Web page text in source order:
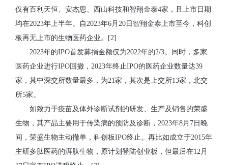
仅有百利天恒、安杰思、西山科技和智翔金泰4家，且上市日期
均在2023年上半年。自2023年6月20日智翔金泰上市至今，科创
板再无上市的生物医药企业。[2]
2023年的IPO首发募捐金额仅为2022年的2/3。同时，多家
医药企业进行IPO回撤，2023年终止IPO的医药企业数量达39
家，其中深交所数量最多，为21家，其次是上交所13家，北交
所5家。
如致力于疫苗及体外诊断试剂的研发、生产及销售的荣盛
生物，其产品主要用于传染病的预防及诊断，2023年8月7日晚
间，荣盛生物主动撤单，科创板IPO终止。再比如成立于2015年
主研多肽医药的湃肽生物，原计划登陆创业板，但最后在12月